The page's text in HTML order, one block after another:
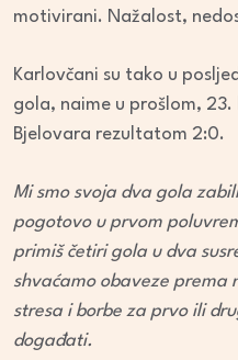
motivirani. Nažalost,
Karlovčani su tako u
gola, naime u prošlom,
Bjelovara rezultatom 2:0.
Mi smo svoja dva gola
pogotovo u prvom
primiš četiri gola u dva
shvaćamo obaveze prema
stresa i borbe za prvo ili
događati.